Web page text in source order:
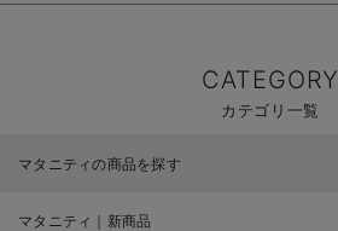
CATEGORY
カテゴリ一覧
マタニティの商品を探す
マタニティ｜新商品